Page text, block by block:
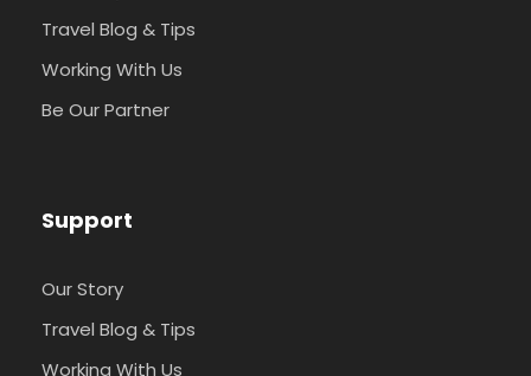
Travel Blog & Tips
Working With Us
Be Our Partner
Support
Our Story
Travel Blog & Tips
Working With Us